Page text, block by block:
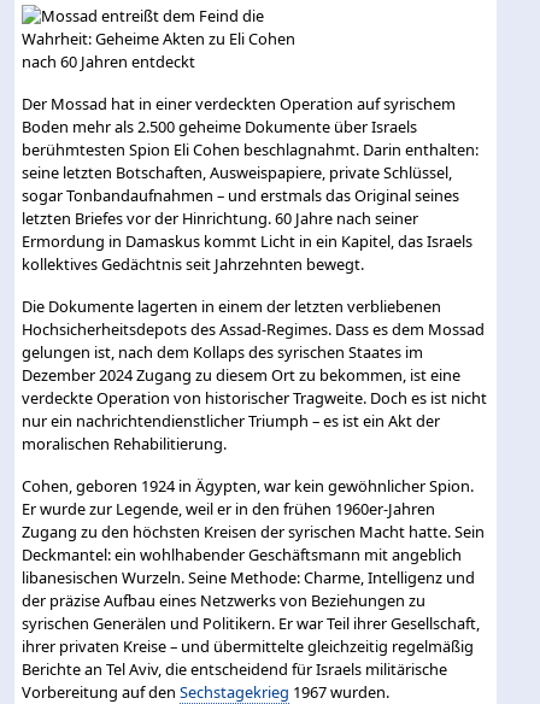
Der Mossad hat in einer verdeckten Operation auf syrischem
Boden mehr als 2.500 geheime Dokumente über Israels
berühmtesten Spion Eli Cohen beschlagnahmt. Darin enthalten:
seine letzten Botschaften, Ausweispapiere, private Schlüssel,
sogar Tonbandaufnahmen – und erstmals das Original seines
letzten Briefes vor der Hinrichtung. 60 Jahre nach seiner
Ermordung in Damaskus kommt Licht in ein Kapitel, das Israels
kollektives Gedächtnis seit Jahrzehnten bewegt.
Die Dokumente lagerten in einem der letzten verbliebenen
Hochsicherheitsdepots des Assad-Regimes. Dass es dem Mossad
gelungen ist, nach dem Kollaps des syrischen Staates im
Dezember 2024 Zugang zu diesem Ort zu bekommen, ist eine
verdeckte Operation von historischer Tragweite. Doch es ist nicht
nur ein nachrichtendienstlicher Triumph – es ist ein Akt der
moralischen Rehabilitierung.
Cohen, geboren 1924 in Ägypten, war kein gewöhnlicher Spion.
Er wurde zur Legende, weil er in den frühen 1960er-Jahren
Zugang zu den höchsten Kreisen der syrischen Macht hatte. Sein
Deckmantel: ein wohlhabender Geschäftsmann mit angeblich
libanesischen Wurzeln. Seine Methode: Charme, Intelligenz und
der präzise Aufbau eines Netzwerks von Beziehungen zu
syrischen Generälen und Politikern. Er war Teil ihrer Gesellschaft,
ihrer privaten Kreise – und übermittelte gleichzeitig regelmäßig
Berichte an Tel Aviv, die entscheidend für Israels militärische
Vorbereitung auf denSechstagekrieg 1967 wurden.